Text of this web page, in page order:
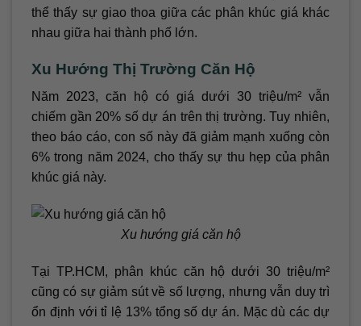
thể thấy sự giao thoa giữa các phân khúc giá khác
nhau giữa hai thành phố lớn.
Xu Hướng Thị Trường Căn Hộ
Năm 2023, căn hộ có giá dưới 30 triệu/m² vẫn
chiếm gần 20% số dự án trên thị trường. Tuy nhiên,
theo báo cáo, con số này đã giảm mạnh xuống còn
6% trong năm 2024, cho thấy sự thu hẹp của phân
khúc giá này.
Xu hướng giá căn hộ
Tại TP.HCM, phân khúc căn hộ dưới 30 triệu/m²
cũng có sự giảm sút về số lượng, nhưng vẫn duy trì
ổn định với tỉ lệ 13% tổng số dự án. Mặc dù các dự